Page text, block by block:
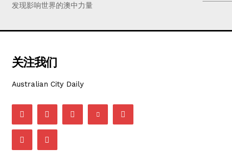
发现影响世界的澳中力量
关注我们
Australian City Daily